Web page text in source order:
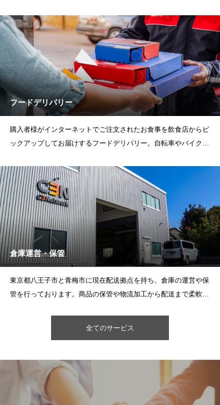
イト購入者様などへの個人宅配送 大手運送会社様からの運送委
託貨物の配送 スポットでのチャー
フードデリバリー
購入者様がインターネットでご注文されたお食事を飲食店からピ
ックアップしてお届けするフードデリバリー。自転車やバイクで
ーを御提供させて頂きます。
倉庫運営・保管
東京都八王子市と青梅市に現在配送拠点を持ち、倉庫の運営や保
管を行っております。商品の保管や物流加工から配送まで柔軟に
全てのサービス